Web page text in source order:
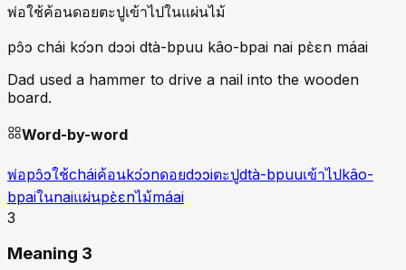
พ่อใช้ค้อนดอยตะปูเข้าไปในแผ่นไม้
pɔ̂ɔ chái kɔ́ɔn dɔɔi dtà-bpuu kâo-bpai nai pɛ̀ɛn máai
Dad used a hammer to drive a nail into the wooden
board.
Word-by-word
พ่อpɔ̂ɔใช้cháiค้อนkɔ́ɔnดอยdɔɔiตะปูdtà-bpuuเข้าไปkâo-
bpaiในnaiแผ่นpɛ̀ɛnไม้máai
3
Meaning 3